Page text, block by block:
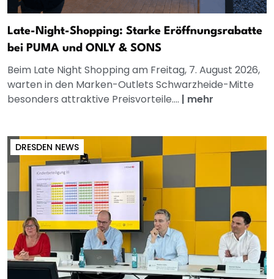
Late-Night-Shopping: Starke Eröffnungsrabatte
bei PUMA und ONLY & SONS
Beim Late Night Shopping am Freitag, 7. August 2026,
warten in den Marken-Outlets Schwarzheide-Mitte
besonders attraktive Preisvorteile.... | mehr
DRESDEN NEWS